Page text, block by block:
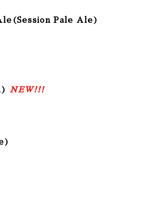
Pale Ale)
NEW!!!